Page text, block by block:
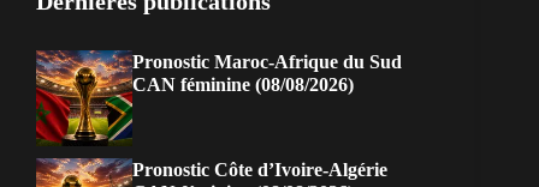
Pronostic Maroc-Afrique du Sud
CAN féminine (08/08/2026)
Pronostic Côte d’Ivoire-Algérie